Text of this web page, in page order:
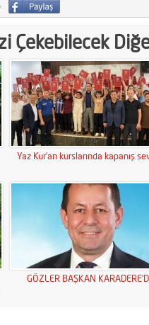
Çekebilecek
Yaz Kur’an kurslarında kapanış
GÖZLER BAŞKAN